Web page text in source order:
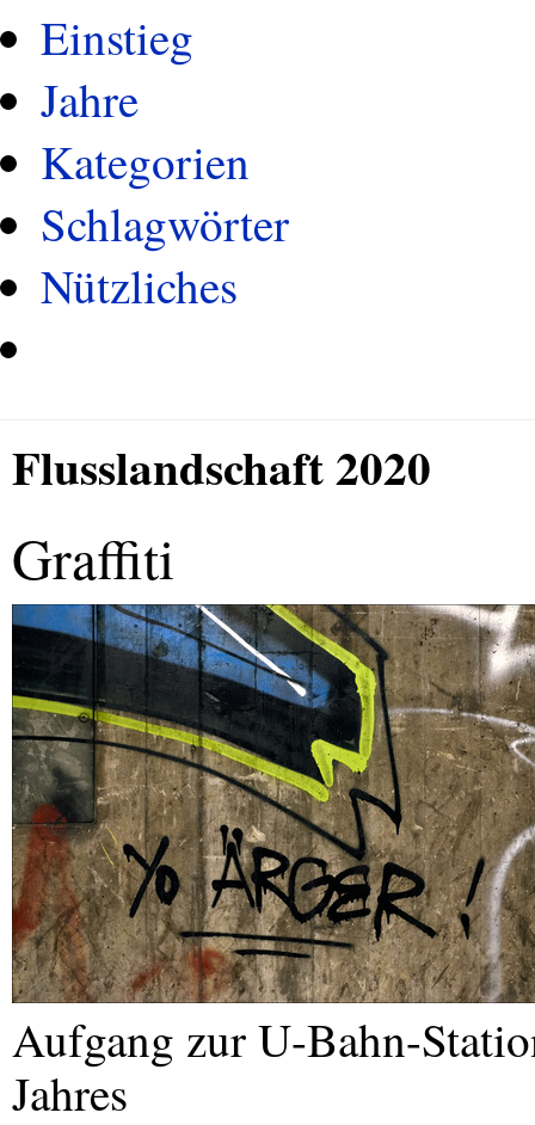
Einstieg
Jahre
Kategorien
Schlagwörter
Nützliches
Flusslandschaft 2020
Graffiti
Aufgang zur U-Bahn-
Jahres